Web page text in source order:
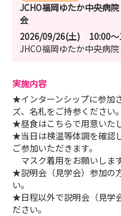
JCHO福岡ゆたか中央病
会
2026/09/26(土)
10:00
JHCO福岡ゆたか中央病院
実施内容
★インターンシップに参加
ズ、名札をご持参ください。
★昼食はこちらで用意いたし
★当日は検温等体調を確認
ご参加いただきます。
マスク着用をお願いします
★説明会（見学会）参加の
い。
★日程以外で説明会（見学
ださい。